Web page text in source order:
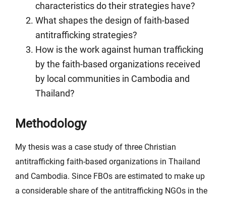
characteristics do their strategies have?
What shapes the design of faith-based
antitrafficking strategies?
How is the work against human trafficking
by the faith-based organizations received
by local communities in Cambodia and
Thailand?
Methodology
My thesis was a case study of three Christian
antitrafficking faith-based organizations in Thailand
and Cambodia. Since FBOs are estimated to make up
a considerable share of the antitrafficking NGOs in the